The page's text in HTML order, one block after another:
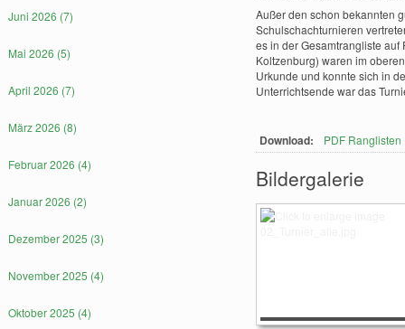
Außer den schon bekannten
Schulschachturnieren
es in der Gesamtrangliste auf
Koltzenburg) waren im
Urkunde und konnte sich in
Unterrichtsende war das
Download: PDF Ranglisten
Bildergalerie
Juni 2026 (7)
Mai 2026 (5)
April 2026 (7)
März 2026 (8)
Februar 2026 (4)
Januar 2026 (2)
Dezember 2025 (3)
November 2025 (4)
Oktober 2025 (4)